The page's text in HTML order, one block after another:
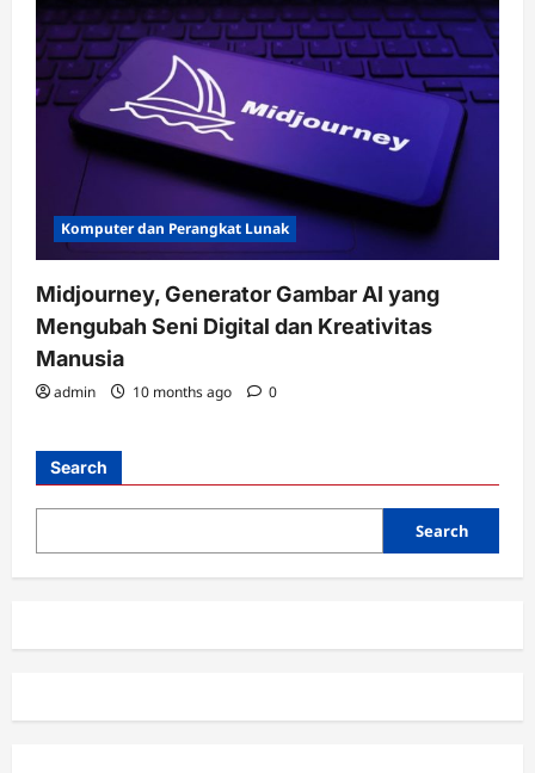
Komputer dan Perangkat Lunak
Midjourney, Generator Gambar AI yang
Mengubah Seni Digital dan Kreativitas
Manusia
admin 10 months ago 0
Search
Search